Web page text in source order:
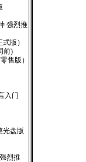
强烈推
版）
前)
售版）
入门
光盘版
烈推